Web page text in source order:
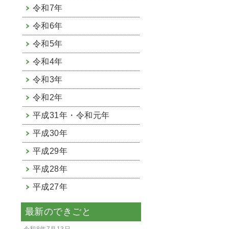
令和7年
令和6年
令和5年
令和4年
令和3年
令和2年
平成31年・令和元年
平成30年
平成29年
平成28年
平成27年
最新のできごと